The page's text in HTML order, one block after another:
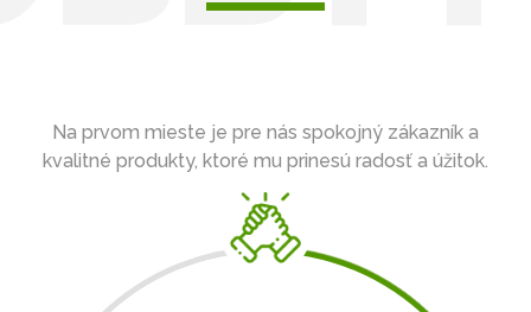
Na prvom mieste je pre nás spokojný zákazník a
kvalitné produkty, ktoré mu prinesú radosť a úžitok.